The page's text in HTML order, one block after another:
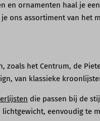
ornamenten haal je
ons assortiment van het
het Centrum, de
van klassieke
die passen bij de
eenvoudig te